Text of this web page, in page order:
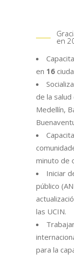
en
en 16
de la salud
Medellín,
minuto de
Iniciar
público
las UCIN.
para la